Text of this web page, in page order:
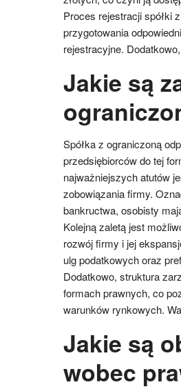
Proces rejestracji spółki
przygotowania
rejestracyjne.
Jakie są
Spółka z ograniczoną
przedsiębiorców do tej
najważniejszych atutów
zobowiązania firmy.
bankructwa, osobisty
Kolejną zaletą jest
rozwój firmy i jej
ulg podatkowych oraz
Dodatkowo, struktura
formach prawnych, co
warunków rynkowych.
Jakie są
wobec